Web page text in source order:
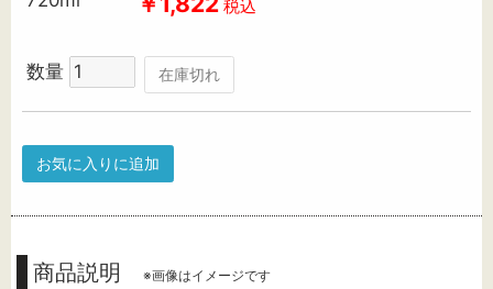
税込
数量 在庫切れ
お気に入りに追加
商品説明 ※画像はイメージです